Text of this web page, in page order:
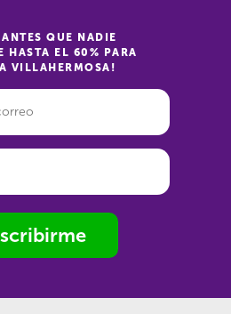
ANTES QUE NADIE
HASTA EL 60% PARA
VILLAHERMOSA!